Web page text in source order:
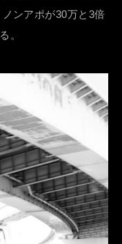
ンアポが30万と3倍
。